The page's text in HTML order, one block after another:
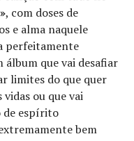
, com doses de
e alma naquele
perfeitamente
álbum que vai desafiar
limites do que quer
vidas ou que vai
de espírito
bem